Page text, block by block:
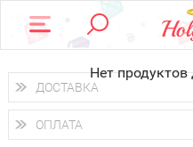
Нет
ДОСТАВКА
Доставка осуществляетсяпо
Вы можете выбрать доставку
ОПЛАТА